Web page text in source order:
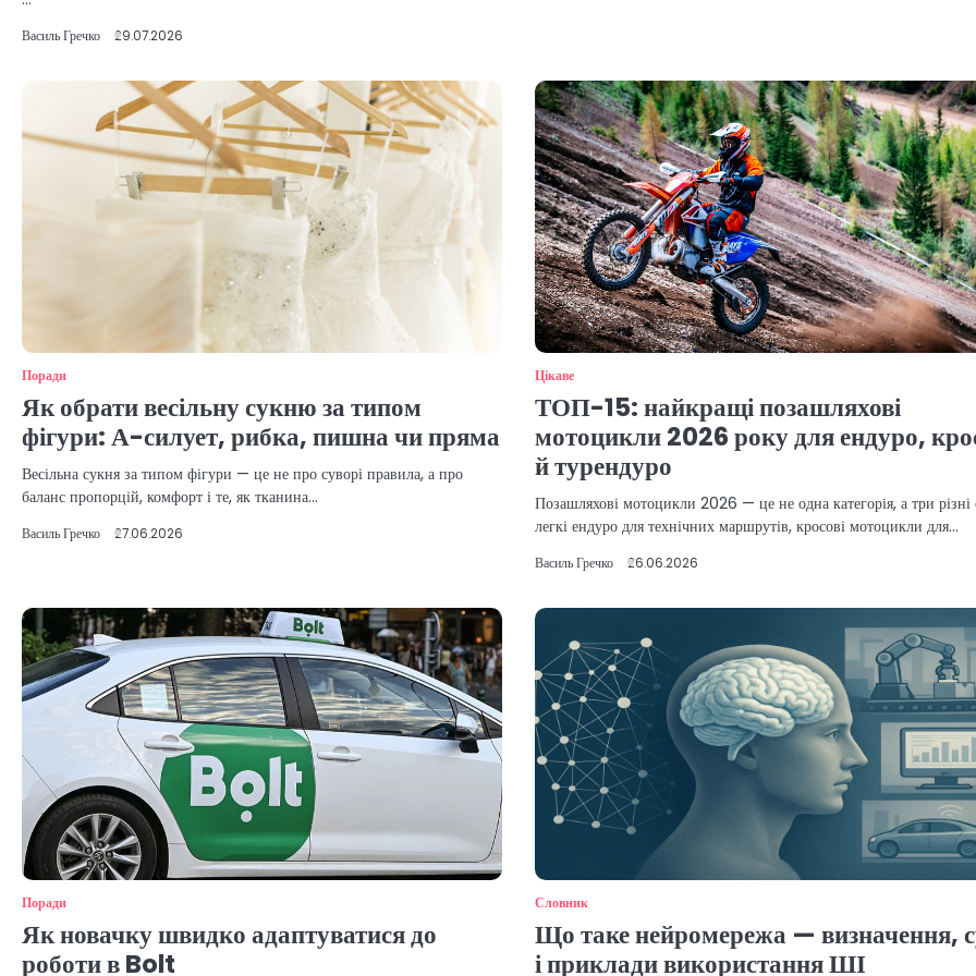
Василь Гречко 29.07.2026
Поради
Як обрати весільну сукню за типом
фігури: А-силует, рибка, пишна чи пряма
Весільна сукня за типом фігури — це не про суворі правила, а про
баланс пропорцій, комфорт і те, як тканина…
Василь Гречко 27.06.2026
Цікаве
ТОП-15: найкращі позашляхові
мотоцикли 2026 року для ендуро,
й турендуро
Позашляхові мотоцикли 2026 — це не одна категорія, а три різні
легкі ендуро для технічних маршрутів, кросові мотоцикли для…
Василь Гречко 26.06.2026
Поради
Як новачку швидко адаптуватися до
роботи в Bolt
Словник
Що таке нейромережа — визначення,
і приклади використання ШІ